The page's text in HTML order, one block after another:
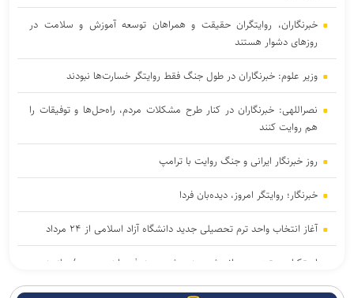
خبرنگاران، روایتگران حقیقت و همراهان توسعه آموزش و سلامت در
روزهای دشوار هستند
وزیر علوم: خبرنگاران در طول جنگ فقط روایتگر خسارت‌ها نبودند
نصراللهی: خبرنگاران در کنار طرح مشکلات مردم، راه‌حل‌ها و توفیقات را
هم روایت کنند
روز خبرنگار ایرانی و جنگ روایت با ترامپ
خبرنگار؛ روایتگر امروز، دیده‌بان فردا
آغاز انتخاب واحد ترم تحصیلی جدید دانشگاه آزاد اسلامی از ۲۴ مرداد
استکبار ستیزی در اندیشه رهبر شهید هدف راهبردی بود/ یازدهمین